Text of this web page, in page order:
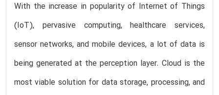
With the increase in popularity of Internet of Things
(IoT), pervasive computing, healthcare services,
sensor networks, and mobile devices, a lot of data is
being generated at the perception layer. Cloud is the
most viable solution for data storage, processing, and